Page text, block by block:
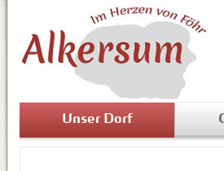
Unser Dorf